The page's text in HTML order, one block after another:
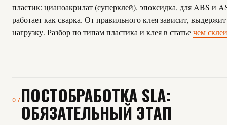
пластик: цианоакрилат (суперклей), эпоксидка, для ABS и
работает как сварка. От правильного клея зависит,
нагрузку. Разбор по типам пластика и клея в статьечем
07 ПОСТОБРАБОТКА SLA:
ОБЯЗАТЕЛЬНЫЙ ЭТАП